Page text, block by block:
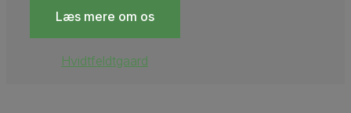
Læs mere om os
Hvidtfeldtgaard